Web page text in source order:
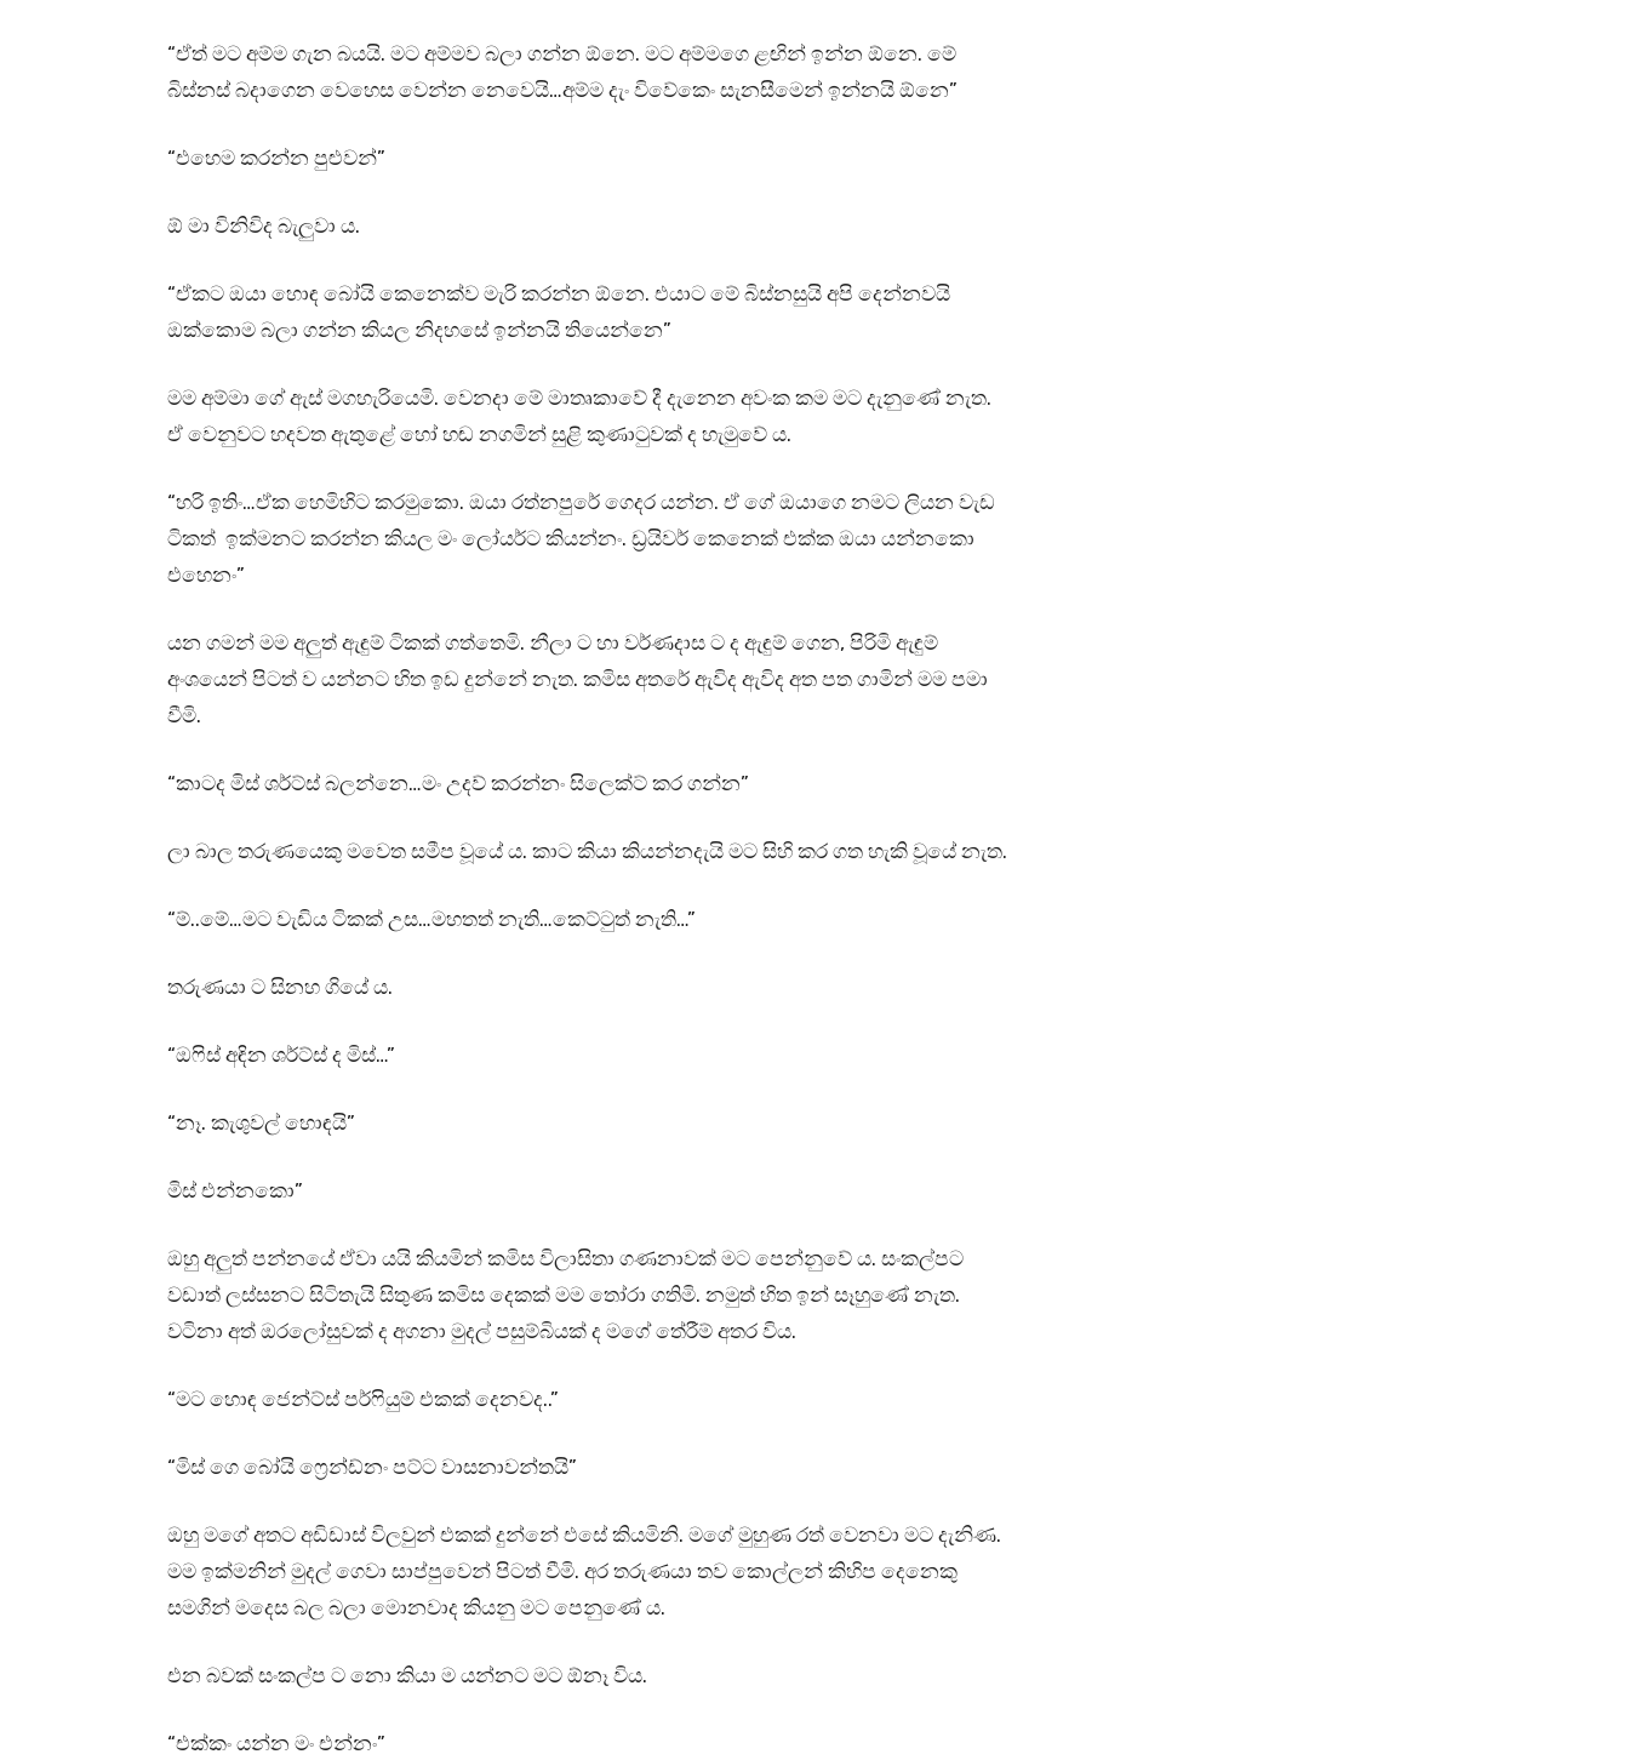
“ඒත් මට අම්ම ගැන බයයි. මට අම්මව බලා ගන්න ඕනෙ. මට අම්මගෙ ළඟින් ඉන්න ඕනෙ. මේ
බිස්නස් බදාගෙන වෙහෙස වෙන්න නෙවෙයි…අම්ම දැං විවේකෙං සැනසීමෙන් ඉන්නයි ඕනෙ”
“එහෙම කරන්න පුළුවන්”
ඕ මා විනිවිද බැලුවා ය.
“ඒකට ඔයා හොඳ බෝයි කෙනෙක්ව මැරි කරන්න ඕනෙ. එයාට මේ බිස්නසුයි අපි දෙන්නවයි
ඔක්කොම බලා ගන්න කියල නිදහසේ ඉන්නයි තියෙන්නෙ”
මම අම්මා ගේ ඇස් මගහැරියෙමි. වෙනදා මේ මාතෘකාවේ දී දැනෙන අවංක කම මට දැනුණේ නැත.
ඒ වෙනුවට හදවත ඇතුළේ හෝ හඬ නගමින් සුළි කුණාටුවක් ද හැමුවේ ය.
“හරි ඉතිං…ඒක හෙමිහිට කරමුකො. ඔයා රත්නපුරේ ගෙදර යන්න. ඒ ගේ ඔයාගෙ නමට ලියන වැඩ
ටිකත් ඉක්මනට කරන්න කියල මං ලෝයර්ට කියන්නං. ඩ්‍රයිවර් කෙනෙක් එක්ක ඔයා යන්නකො
එහෙනං”
යන ගමන් මම අලුත් ඇඳුම් ටිකක් ගත්තෙමි. නීලා ට හා වර්ණදාස ට ද ඇඳුම් ගෙන, පිරිමි ඇඳුම්
අංශයෙන් පිටත් ව යන්නට හිත ඉඩ දුන්නේ නැත. කමිස අතරේ ඇවිද ඇවිද අත පත ගාමින් මම පමා
වීමි.
“කාටද මිස් ශර්ට්ස් බලන්නෙ…මං උදව් කරන්නං සිලෙක්ට් කර ගන්න”
ලා බාල තරුණයෙකු මවෙත සමීප වූයේ ය. කාට කියා කියන්නදැයි මට සිහි කර ගත හැකි වූයේ නැත.
“ම්..මේ…මට වැඩිය ටිකක් උස…මහතත් නැති…කෙට්ටුත් නැති…”
තරුණයා ට සිනහ ගියේ ය.
“ඔෆිස් අඳින ශර්ට්ස් ද මිස්…”
“නෑ. කැශුවල් හොඳයි”
මිස් එන්නකො”
ඔහු අලුත් පන්නයේ ඒවා යයි කියමින් කමිස විලාසිතා ගණනාවක් මට පෙන්නුවේ ය. සංකල්පට
වඩාත් ලස්සනට සිටිතැයි සිතුණ කමිස දෙකක් මම තෝරා ගතිමි. නමුත් හිත ඉන් සෑහුණේ නැත.
වටිනා අත් ඔරලෝසුවක් ද අගනා මුදල් පසුම්බියක් ද මගේ තේරීම් අතර විය.
“මට හොඳ ජෙන්ට්ස් පර්ෆියුම් එකක් දෙනවද..”
“මිස් ගෙ බෝයි ෆ්‍රෙන්ඩ්නං පට්ට වාසනාවන්තයි”
ඔහු මගේ අතට අඩිඩාස් විලවුන් එකක් දුන්නේ එසේ කියමිනි. මගේ මුහුණ රත් වෙනවා මට දැනිණ.
මම ඉක්මනින් මුදල් ගෙවා සාප්පුවෙන් පිටත් වීමි. අර තරුණයා තව කොල්ලන් කිහිප දෙනෙකු
සමගින් මදෙස බල බලා මොනවාද කියනු මට පෙනුණේ ය.
එන බවක් සංකල්ප ට නො කියා ම යන්නට මට ඕනෑ විය.
“එක්කං යන්න මං එන්නං”